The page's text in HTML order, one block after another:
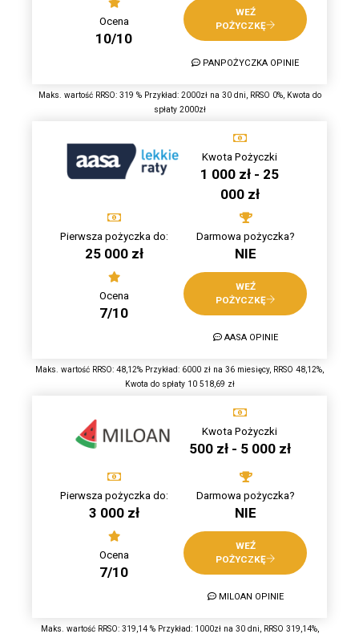
Ocena
10/10
WEŹ
POŻYCZKĘ
PANPOŻYCZKA OPINIE
Maks. wartość RRSO: 319 % Przykład: 2000zł na 30 dni, RRSO 0%, Kwota do
spłaty 2000zł
Kwota Pożyczki
1 000 zł - 25
000 zł
Pierwsza pożyczka do:
25 000 zł
Darmowa pożyczka?
NIE
Ocena
7/10
WEŹ
POŻYCZKĘ
AASA OPINIE
Maks. wartość RRSO: 48,12% Przykład: 6000 zł na 36 miesięcy, RRSO 48,12%,
Kwota do spłaty 10 518,69 zł
Kwota Pożyczki
500 zł - 5 000 zł
Pierwsza pożyczka do:
3 000 zł
Darmowa pożyczka?
NIE
Ocena
7/10
WEŹ
POŻYCZKĘ
MILOAN OPINIE
Maks. wartość RRSO: 319,14 % Przykład: 1000zł na 30 dni, RRSO 319,14%,